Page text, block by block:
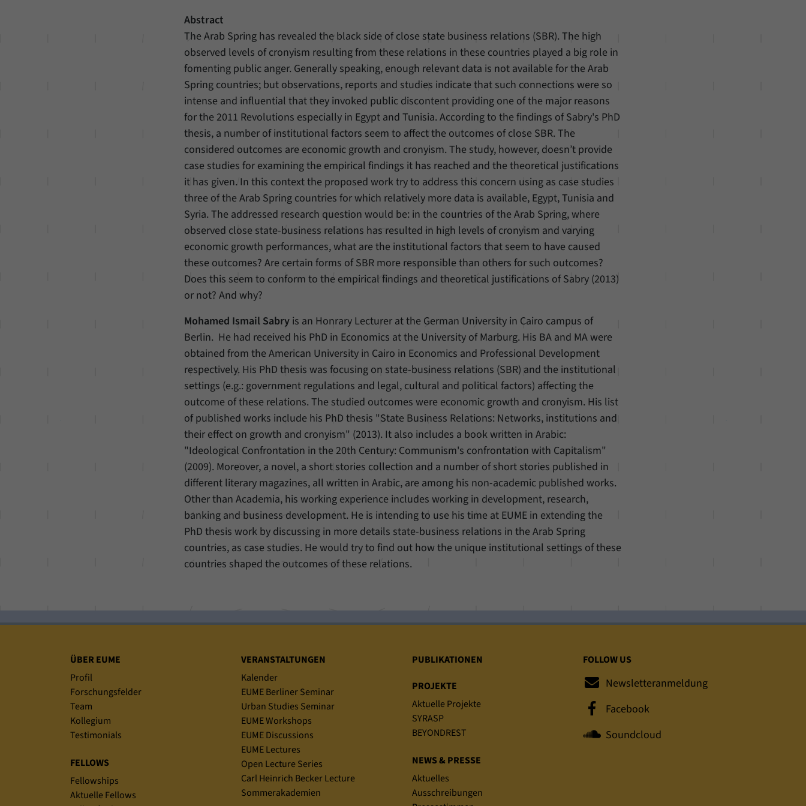
Abstract
The Arab Spring has revealed the black side of close state business relations (SBR). The high
observed levels of cronyism resulting from these relations in these countries played a big role in
fomenting public anger. Generally speaking, enough relevant data is not available for the Arab
Spring countries; but observations, reports and studies indicate that such connections were so
intense and influential that they invoked public discontent providing one of the major reasons
for the 2011 Revolutions especially in Egypt and Tunisia. According to the findings of Sabry's PhD
thesis, a number of institutional factors seem to affect the outcomes of close SBR. The
considered outcomes are economic growth and cronyism. The study, however, doesn’t provide
case studies for examining the empirical findings it has reached and the theoretical justifications
it has given. In this context the proposed work try to address this concern using as case studies
three of the Arab Spring countries for which relatively more data is available, Egypt, Tunisia and
Syria. The addressed research question would be: in the countries of the Arab Spring, where
observed close state-business relations has resulted in high levels of cronyism and varying
economic growth performances, what are the institutional factors that seem to have caused
these outcomes? Are certain forms of SBR more responsible than others for such outcomes?
Does this seem to conform to the empirical findings and theoretical justifications of Sabry (2013)
or not? And why?
Mohamed Ismail Sabry is an Honrary Lecturer at the German University in Cairo campus of
Berlin. He had received his PhD in Economics at the University of Marburg. His BA and MA were
obtained from the American University in Cairo in Economics and Professional Development
respectively. His PhD thesis was focusing on state-business relations (SBR) and the institutional
settings (e.g.: government regulations and legal, cultural and political factors) affecting the
outcome of these relations. The studied outcomes were economic growth and cronyism. His list
of published works include his PhD thesis "State Business Relations: Networks, institutions and
their effect on growth and cronyism" (2013). It also includes a book written in Arabic:
"Ideological Confrontation in the 20th Century: Communism's confrontation with Capitalism"
(2009). Moreover, a novel, a short stories collection and a number of short stories published in
different literary magazines, all written in Arabic, are among his non-academic published works.
Other than Academia, his working experience includes working in development, research,
banking and business development. He is intending to use his time at EUME in extending the
PhD thesis work by discussing in more details state-business relations in the Arab Spring
countries, as case studies. He would try to find out how the unique institutional settings of these
countries shaped the outcomes of these relations.
Sitemap
ÜBER EUME
Profil
Forschungsfelder
Team
Kollegium
Testimonials
FELLOWS
Fellowships
Aktuelle Fellows
VERANSTALTUNGEN
Kalender
EUME Berliner Seminar
Urban Studies Seminar
EUME Workshops
EUME Discussions
EUME Lectures
Open Lecture Series
Carl Heinrich Becker Lecture
Sommerakademien
PUBLIKATIONEN
PROJEKTE
Aktuelle Projekte
SYRASP
BEYONDREST
NEWS & PRESSE
Aktuelles
Ausschreibungen
FOLLOW US
Newsletteranmeldung
Facebook
Soundcloud
Anbieter Matomo
Laufzeit 6 Monate
Zweck
Mit diesem Cookie können wir speichern, von
welcher Internetseite oder Suchmaschine Besucher
durch eine Verlinkung auf unsere Internetseite
weitergeleitet wurden.
Name _pk_ses
Anbieter Matomo
Laufzeit 30 Minuten
Zweck
Mit diesem Cookie können wir für kurze Zeit Daten
über den aktuellen Aufenthalt von Besuchern auf
unserer Internetseite speichern.